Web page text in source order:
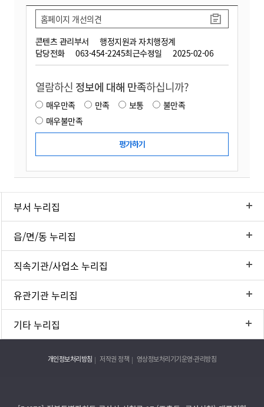
콘텐츠 관리부서
행정지원과 자치행정계
담당전화
063-454-2245최근수정일 2025-02-06
홈페이지 개선의견
열람하신 정보에 대해 만족하십니까?
매우만족 만족 보통
불만족
매우불만족
부서 누리집
읍/면/동 누리집
직속기관/사업소 누리집
유관기관 누리집
기타 누리집
개인정보처리방침 저작권 정책 영상정보처리기기운영·관리방침